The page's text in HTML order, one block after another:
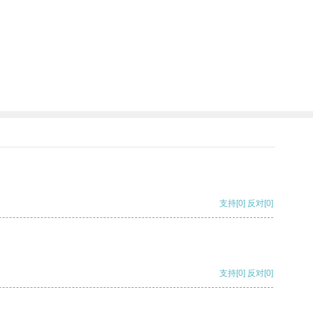
支持[0] 反对[0]
支持[0] 反对[0]